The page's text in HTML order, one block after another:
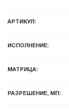
АРТИКУЛ:
ИСПОЛНЕНИЕ:
МАТРИЦА:
РАЗРЕШЕНИЕ, МП: